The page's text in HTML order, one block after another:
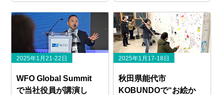
2025年1月21-22日
WFO Global Summit
で当社役員が講演し
2025年1月17-18日
秋田県能代市
KOBUNDOで“お絵か